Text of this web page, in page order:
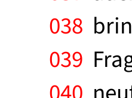
038
039